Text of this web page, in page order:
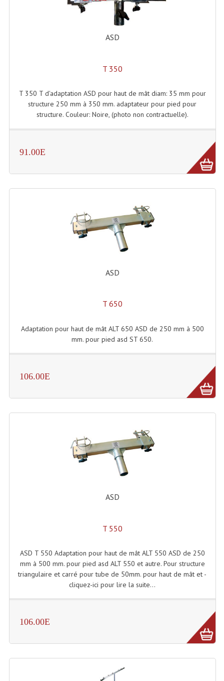
Angles Structure SC150
Angles Structure Triodéco
Angles Trio Steel Acier
Cercle Monotube
Cercle Struct Triangulaire290
Embases Pour Structure
Grill Auto-Porté
Pieds De Levage
Praticable Et Accessoires
Structures, Angles Sd150
Tour De Travail Et Échafaudage
Flight Case Régie
Flight Malettes Consoles T. Mixages
Flight-Case CDs Et Disques Vinyls
Meubles DJ
ASD
T 350
T 350 T d'adaptation ASD pour haut de mât diam: 35 mm pour
structure 250 mm à 350 mm. adaptateur pour pied pour
structure. Couleur: Noire, (photo non contractuelle).
91.00E
ASD
T 650
Adaptation pour haut de mât ALT 650 ASD de 250 mm à 500
mm. pour pied asd ST 650.
106.00E
ASD
T 550
ASD T 550 Adaptation pour haut de mât ALT 550 ASD de 250
mm à 500 mm. pour pied asd ALT 550 et autre. Pour structure
triangulaire et carré pour tube de 50mm. pour haut de mât et -
cliquez-ici pour lire la suite...
106.00E